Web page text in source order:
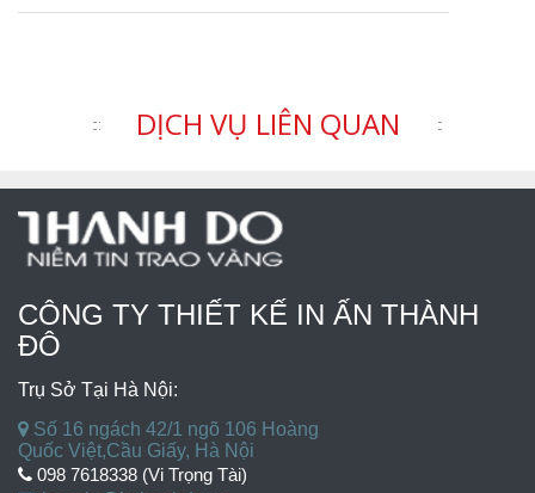
DỊCH VỤ LIÊN QUAN
CÔNG TY THIẾT KẾ IN ẤN THÀNH
ĐÔ
Trụ Sở Tại Hà Nội:
Số 16 ngách 42/1 ngõ 106 Hoàng
Quốc Việt,Cầu Giấy, Hà Nội
098 7618338 (Vi Trọng Tài)